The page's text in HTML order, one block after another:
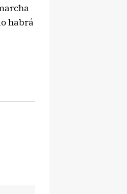
habrá